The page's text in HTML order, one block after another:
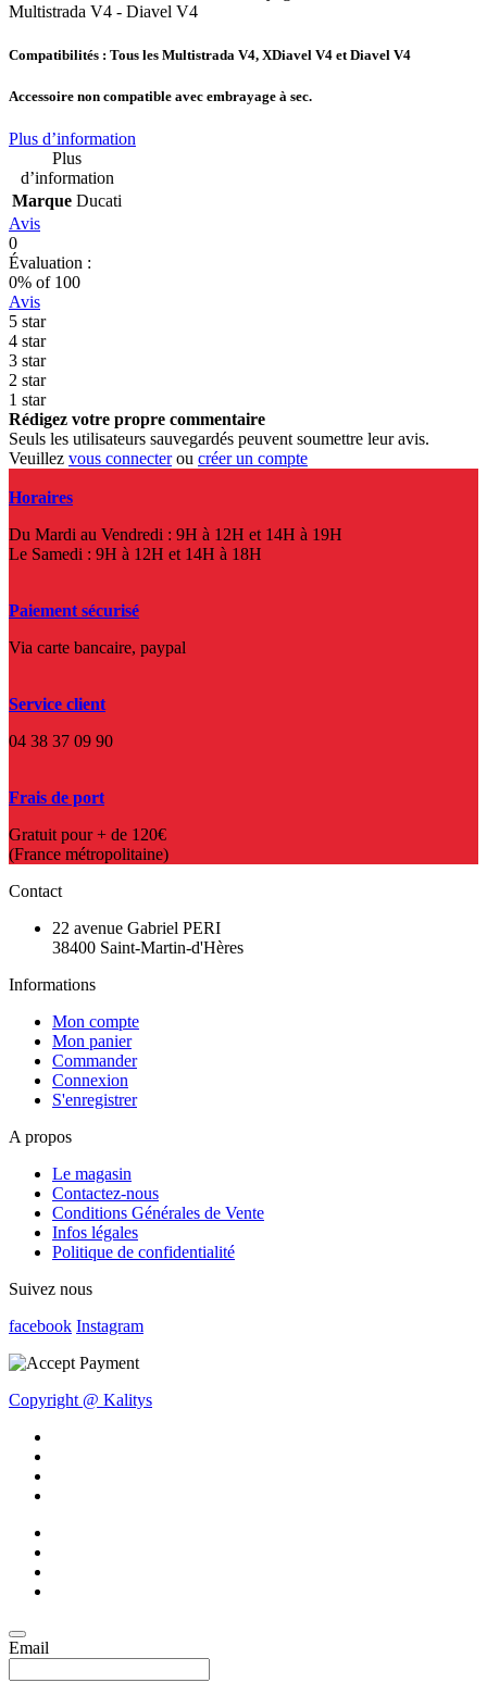
Multistrada V4 - Diavel V4
Compatibilités : Tous les Multistrada V4, XDiavel V4 et Diavel V4
Accessoire non compatible avec embrayage à sec.
Plus d’information
Plus
d’information
Marque Ducati
Avis
0
Évaluation :
0% of 100
Avis
5 star
4 star
3 star
2 star
1 star
Rédigez votre propre commentaire
Seuls les utilisateurs sauvegardés peuvent soumettre leur avis.
Veuillez vous connecterou créer un compte
Horaires
Du Mardi au Vendredi : 9H à 12H et 14H à 19H
Le Samedi : 9H à 12H et 14H à 18H
Paiement sécurisé
Via carte bancaire, paypal
Service client
04 38 37 09 90
Frais de port
Gratuit pour + de 120€
(France métropolitaine)
Contact
22 avenue Gabriel PERI
38400 Saint-Martin-d'Hères
Informations
Mon compte
Mon panier
Commander
Connexion
S'enregistrer
A propos
Le magasin
Contactez-nous
Conditions Générales de Vente
Infos légales
Politique de confidentialité
Suivez nous
facebook Instagram
Copyright @ Kalitys
Email